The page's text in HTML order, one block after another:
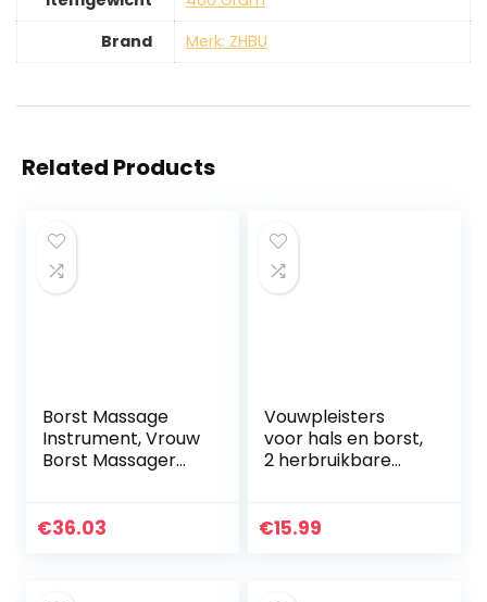
Brand
Merk: ZHBU
Related Products
Borst Massage
Instrument, Vrouw
Borst Massager
Electric Borst
€36.03
Vouwpleisters
voor hals en borst,
2 herbruikbare
gladmaken en
€15.99